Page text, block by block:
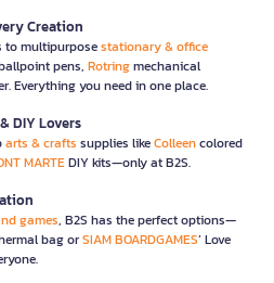
Creation
to multipurposestationary & office
pens, Rotringmechanical
Everything you need in one place.
DIY Lovers
arts & crafts supplies likeColleencolored
MARTEDIY kits—only at B2S.
games, B2S has the perfect options—
bag orSIAM BOARDGAMES’ Love